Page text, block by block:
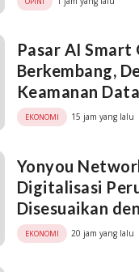
Pasar AI Smart
Berkembang,
Keamanan
EKONOMI 15 jam yang lalu
Yonyou
Digitalisasi
Disesuaikan
EKONOMI 20 jam yang lalu